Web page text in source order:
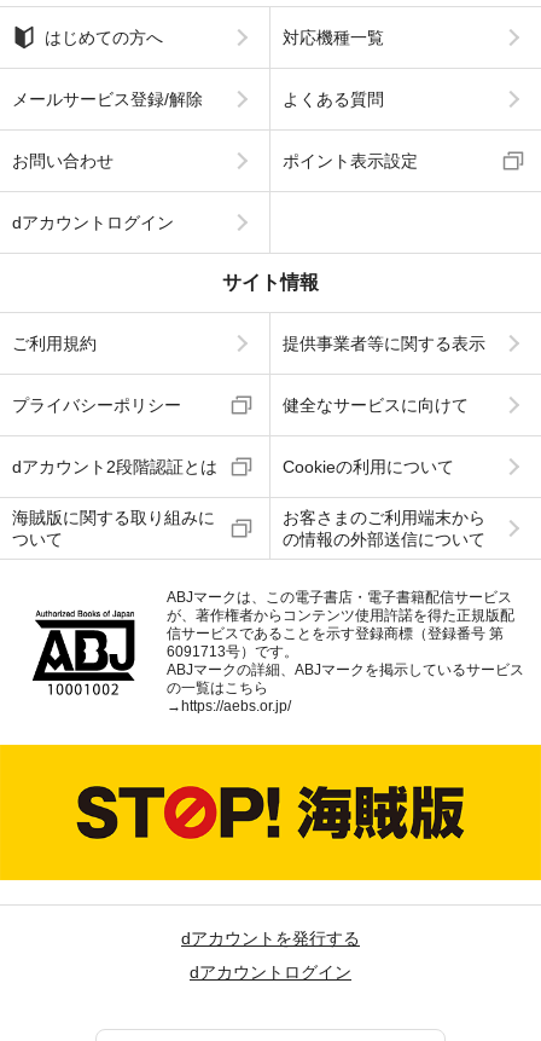
はじめての方へ 対応機種一覧
メールサービス登録/解除 よくある質問
お問い合わせ ポイント表示設定
dアカウントログイン
サイト情報
ご利用規約 提供事業者等に関する表示
プライバシーポリシー 健全なサービスに向けて
dアカウント2段階認証とは Cookieの利用について
海賊版に関する取り組みに
ついて
お客さまのご利用端末から
の情報の外部送信について
ABJマークは、この電子書店・電子書籍配信サービス
が、著作権者からコンテンツ使用許諾を得た正規版配
信サービスであることを示す登録商標（登録番号 第
6091713号）です。
ABJマークの詳細、ABJマークを掲示しているサービス
の一覧はこちら
→ https://aebs.or.jp/
dアカウントを発行する
dアカウントログイン